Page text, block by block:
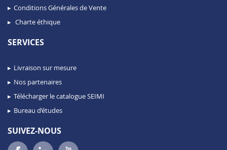
Conditions Générales de Vente
Charte éthique
SERVICES
Livraison sur mesure
Nos partenaires
Télécharger le catalogue SEIMI
Bureau d’études
SUIVEZ-NOUS